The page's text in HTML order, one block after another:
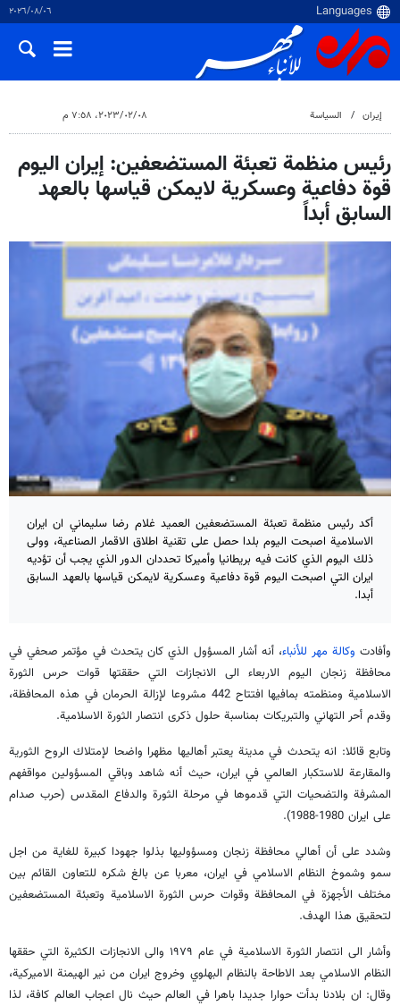
٠٦‏/٠٨‏/٢٠٢٦
إيران السياسة ٠٨‏/٠٢‏/٢٠٢٣، ٧:٥٨ م
رئيس منظمة تعبئة المستضعفين: إيران اليوم
قوة دفاعية وعسكرية لايمكن قياسها بالعهد
السابق أبداً
أكد رئيس منظمة تعبئة المستضعفين العميد غلام رضا سليماني ان ايران
الاسلامية اصبحت اليوم بلدا حصل على تقنية اطلاق الاقمار الصناعية، وولى
ذلك اليوم الذي كانت فيه بريطانيا وأميركا تحددان الدور الذي يجب أن تؤديه
ايران التي اصبحت اليوم قوة دفاعية وعسكرية لايمكن قياسها بالعهد السابق
أبدا.
وأفادت وكالة مهر للأنباء، أنه أشار المسؤول الذي كان يتحدث في مؤتمر صحفي في
محافظة زنجان اليوم الاربعاء الى الانجازات التي حققتها قوات حرس الثورة
الاسلامية ومنظمته بمافيها افتتاح 442 مشروعا لإزالة الحرمان في هذه المحافظة،
وقدم أحر التهاني والتبريكات بمناسبة حلول ذكرى انتصار الثورة الاسلامية.
وتابع قائلا: انه يتحدث في مدينة يعتبر أهاليها مظهرا واضحا لإمتلاك الروح الثورية
والمقارعة للاستكبار العالمي في ايران، حيث أنه شاهد وباقي المسؤولين مواقفهم
المشرفة والتضحيات التي قدموها في مرحلة الثورة والدفاع المقدس (حرب صدام
على ايران 1980-1988).
وشدد على أن أهالي محافظة زنجان ومسؤوليها بذلوا جهودا كبيرة للغاية من اجل
سمو وشموخ النظام الاسلامي في ايران، معربا عن بالغ شكره للتعاون القائم بين
مختلف الأجهزة في المحافظة وقوات حرس الثورة الاسلامية وتعبئة المستضعفين
لتحقيق هذا الهدف.
وأشار الى انتصار الثورة الاسلامية في عام ١٩٧٩ والى الانجازات الكثيرة التي حققها
النظام الاسلامي بعد الاطاحة بالنظام البهلوي وخروج ايران من نير الهيمنة الاميركية،
وقال: ان بلادنا بدأت حوارا جديدا باهرا في العالم حيث نال اعجاب العالم كافة، لذا